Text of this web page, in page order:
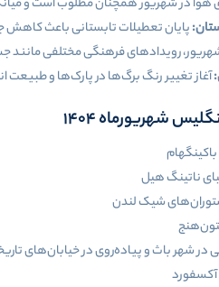
پایان تعطیلات تابستانی باعث
رویدادهای فرهنگی مختلفی
آغاز تغییر رنگ برگ‌ها در پارک‌ها و
شهریورماه ۱۴۰۴
ناتینگ هیل
شیک لندن
شهر باث و پیاده‌روی در خیابان‌های